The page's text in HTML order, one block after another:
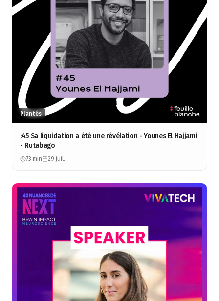
Plantés
:45 Sa liquidation a été une révélation - Younes El Hajjami
- Rutabago
73 min 29 juil.